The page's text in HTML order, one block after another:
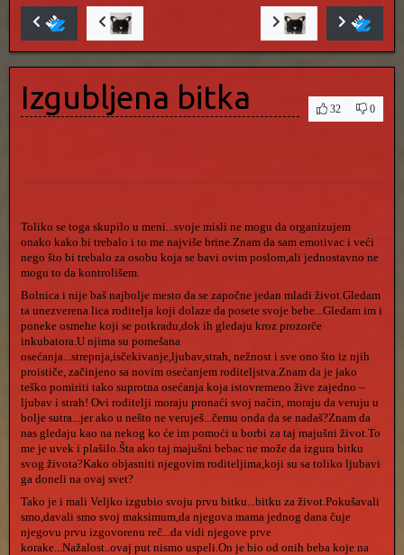
Izgubljena bitka 32 0
Toliko se toga skupilo u meni...svoje misli ne mogu da organizujem
onako kako bi trebalo i to me najviše brine.Znam da sam emotivac i veći
nego što bi trebalo za osobu koja se bavi ovim poslom,ali jednostavno ne
mogu to da kontrolišem.
Bolnica i nije baš najbolje mesto da se započne jedan mladi život.Gledam
ta unezverena lica roditelja koji dolaze da posete svoje bebe...Gledam im i
poneke osmehe koji se potkradu,dok ih gledaju kroz prozorče
inkubatora.U njima su pomešana
osećanja...strepnja,isčekivanje,ljubav,strah, nežnost i sve ono što iz njih
proističe, začinjeno sa novim osećanjem roditeljstva.Znam da je jako
teško pomiriti tako suprotna osećanja koja istovremeno žive zajedno –
ljubav i strah! Ovi roditelji moraju pronaći svoj način, moraju da veruju u
bolje sutra...jer ako u nešto ne veruješ...čemu onda da se nadaš?Znam da
nas gledaju kao na nekog ko će im pomoći u borbi za taj majušni život.To
me je uvek i plašilo.Šta ako taj majušni bebac ne može da izgura bitku
svog života?Kako objasniti njegovim roditeljima,koji su sa toliko ljubavi
ga doneli na ovaj svet?
Tako je i mali Veljko izgubio svoju prvu bitku...bitku za život.Pokušavali
smo,davali smo svoj maksimum,da njegova mama jednog dana čuje
njegovu prvu izgovorenu reč...da vidi njegove prve
korake...Nažalost..ovaj put nismo uspeli.On je bio od onih beba koje na